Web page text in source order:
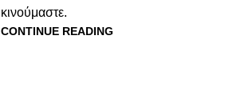
κινούμαστε.
CONTINUE READING